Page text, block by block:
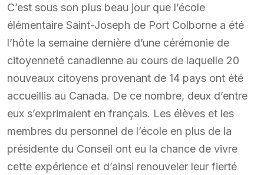
C’est sous son plus beau jour que l’école
élémentaire Saint-Joseph de Port Colborne a été
l’hôte la semaine dernière d’une cérémonie de
citoyenneté canadienne au cours de laquelle 20
nouveaux citoyens provenant de 14 pays ont été
accueillis au Canada. De ce nombre, deux d’entre
eux s’exprimaient en français. Les élèves et les
membres du personnel de l’école en plus de la
présidente du Conseil ont eu la chance de vivre
cette expérience et d’ainsi renouveler leur fierté